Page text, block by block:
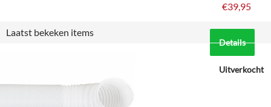
€39,95
Details
Uitverkocht
Laatst bekeken items